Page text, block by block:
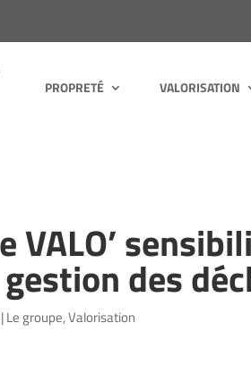
PROPRETÉ VALORISATION
VALO’
des
|Le groupe,Valorisation